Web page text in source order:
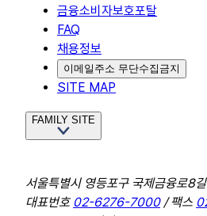
금융소비자보호포탈
FAQ
채용정보
이메일주소 무단수집금지
SITE MAP
FAMILY SITE
서울특별시 영등포구 국제금융로8
대표번호 02-6276-7000/ 팩스